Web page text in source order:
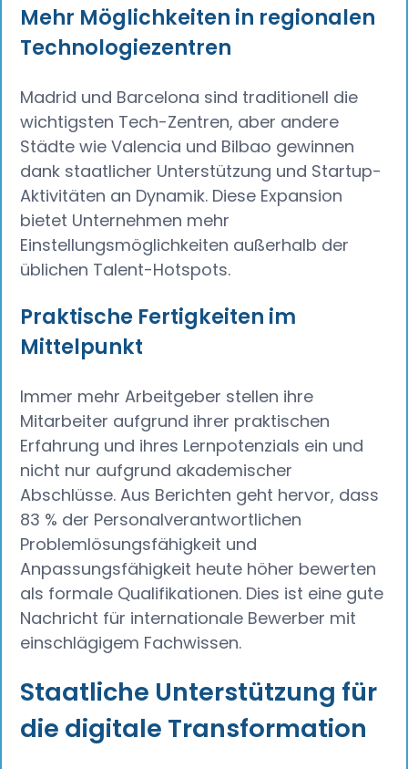
Mehr Möglichkeiten in regionalen
Technologiezentren
Madrid und Barcelona sind traditionell die
wichtigsten Tech-Zentren, aber andere
Städte wie Valencia und Bilbao gewinnen
dank staatlicher Unterstützung und Startup-
Aktivitäten an Dynamik. Diese Expansion
bietet Unternehmen mehr
Einstellungsmöglichkeiten außerhalb der
üblichen Talent-Hotspots.
Praktische Fertigkeiten im
Mittelpunkt
Immer mehr Arbeitgeber stellen ihre
Mitarbeiter aufgrund ihrer praktischen
Erfahrung und ihres Lernpotenzials ein und
nicht nur aufgrund akademischer
Abschlüsse. Aus Berichten geht hervor, dass
83 % der Personalverantwortlichen
Problemlösungsfähigkeit und
Anpassungsfähigkeit heute höher bewerten
als formale Qualifikationen. Dies ist eine gute
Nachricht für internationale Bewerber mit
einschlägigem Fachwissen.
Staatliche Unterstützung für
die digitale Transformation